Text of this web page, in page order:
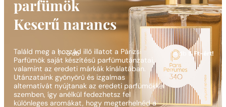
1 - 3 db 4 db 5 Ft-ért!
parfümök
Keserű narancs
Találd meg a hozzád illő illatot a Párizsi
Parfümök saját készítésű parfümutánzatai,
valamint az eredeti márkák kínálatában.
Utánzataink gyönyörű és izgalmas
alternatívát nyújtanak az eredeti parfümökkel
szemben, így anélkül fedezhetsz fel
különleges aromákat, hogy megterhelnéd a